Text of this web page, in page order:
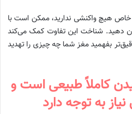
خاص هیچ واکنشی ندارید، ممکن است با
دهید. شناخت این تفاوت کمک می‌کند
بفهمید مغز شما چه چیزی را تهدید
کاملاً طبیعی است و
به توجه دارد